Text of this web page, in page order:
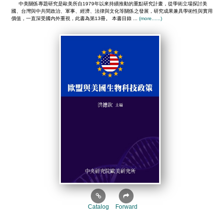
中美關係專題研究是歐美所自1979年以來持續推動的重點研究計畫，從學術立場探討美
國、台灣與中共間政治、軍事、經濟、法律與文化等關係之發展，研究成果兼具學術性與實用
價值，一直深受國內外重視，此書為第13冊。 本書目錄 ... (more......)
Catalog Forward